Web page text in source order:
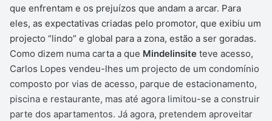
que enfrentam e os prejuízos que andam a arcar. Para
eles, as expectativas criadas pelo promotor, que exibiu um
projecto “lindo” e global para a zona, estão a ser goradas.
Como dizem numa carta a que Mindelinsite teve acesso,
Carlos Lopes vendeu-lhes um projecto de um condomínio
composto por vias de acesso, parque de estacionamento,
piscina e restaurante, mas até agora limitou-se a construir
parte dos apartamentos. Já agora, pretendem aproveitar